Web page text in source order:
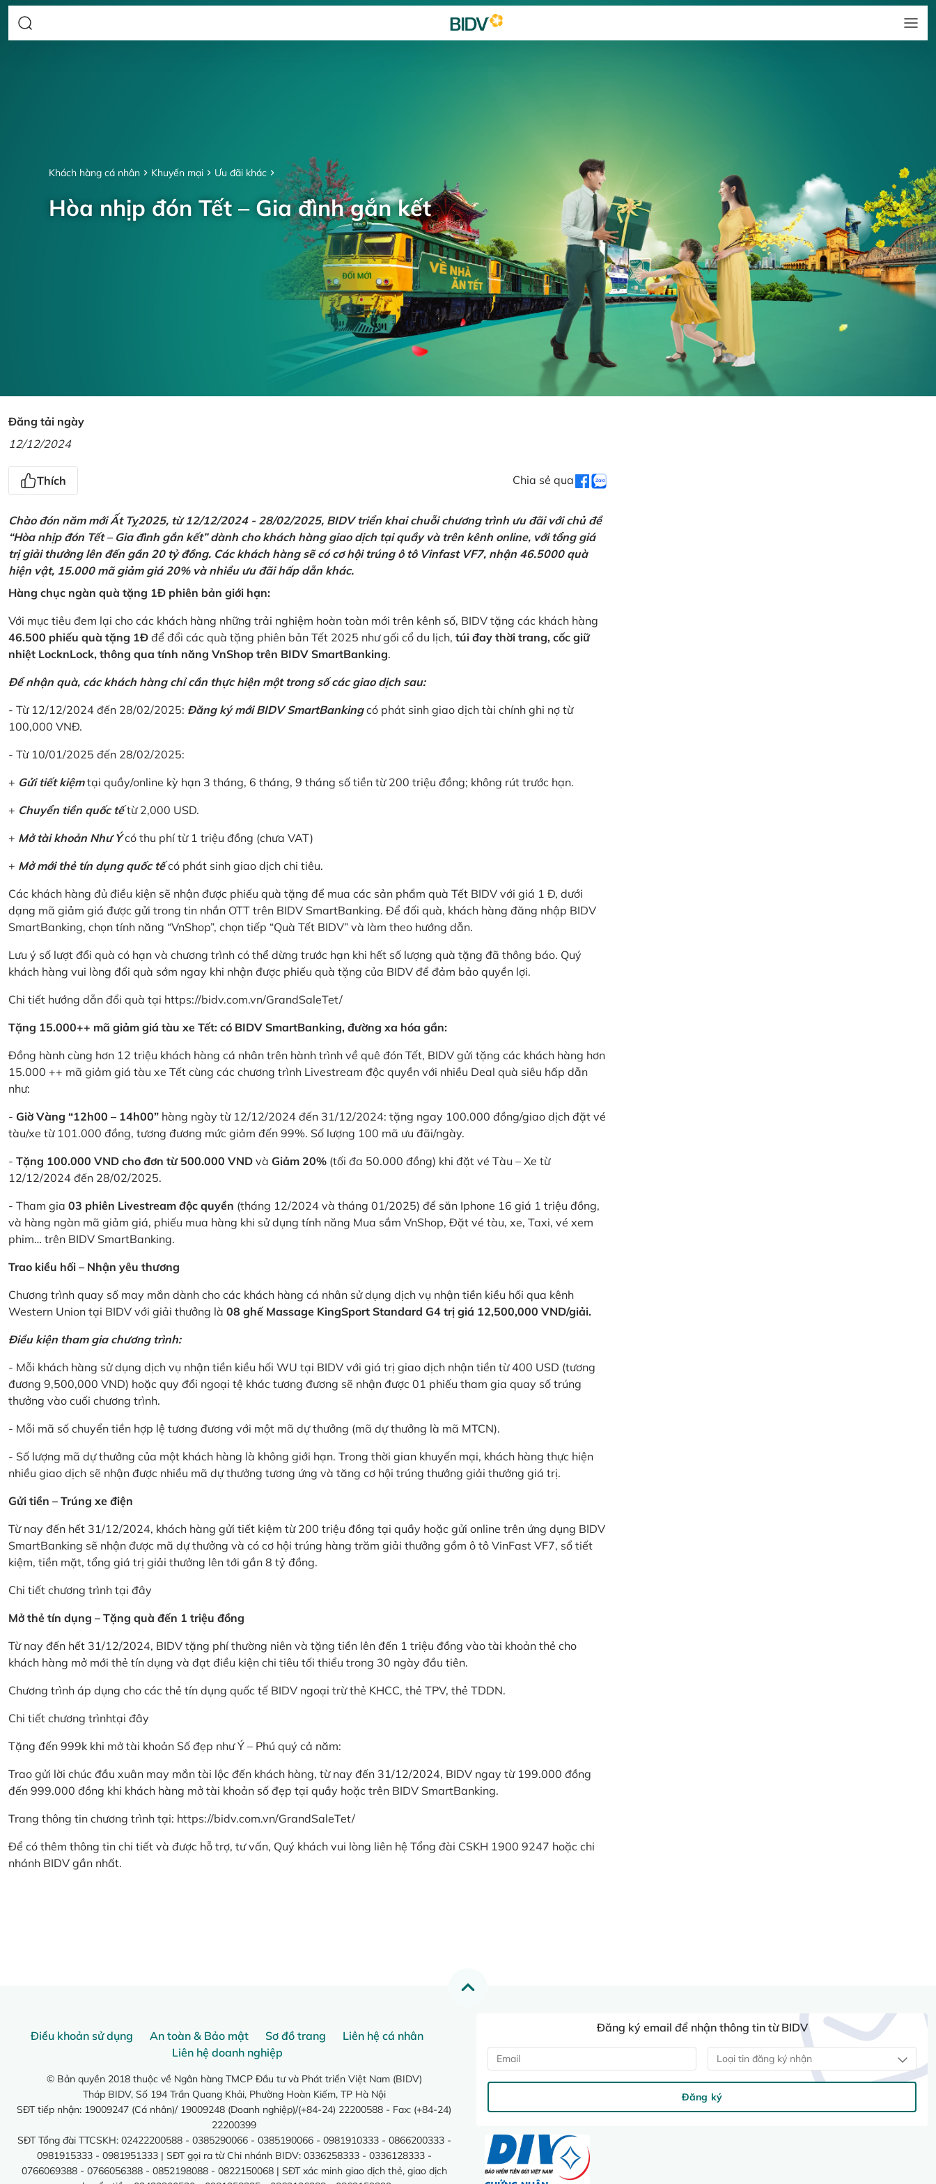
Khách hàng cá nhân Khuyến mại Ưu đãi khác
Hòa nhịp đón Tết – Gia đình gắn kết
Đăng tải ngày
12/12/2024
Thích Chia sẻ qua
Chào đón năm mới Ất Tỵ2025, từ 12/12/2024 - 28/02/2025, BIDV triển khai chuỗi chương trình ưu đãi với chủ đề
“Hòa nhịp đón Tết – Gia đình gắn kết” dành cho khách hàng giao dịch tại quầy và trên kênh online, với tổng giá
trị giải thưởng lên đến gần 20 tỷ đồng. Các khách hàng sẽ có cơ hội trúng ô tô Vinfast VF7, nhận 46.5000 quà
hiện vật, 15.000 mã giảm giá 20% và nhiều ưu đãi hấp dẫn khác.
Hàng chục ngàn quà tặng 1Đ phiên bản giới hạn:
Với mục tiêu đem lại cho các khách hàng những trải nghiệm hoàn toàn mới trên kênh số, BIDV tặng các khách hàng
46.500 phiếu quà tặng 1Đ để đổi các quà tặng phiên bản Tết 2025 như gối cổ du lịch, túi đay thời trang, cốc giữ
nhiệt LocknLock, thông qua tính năng VnShop trên BIDV SmartBanking.
Để nhận quà, các khách hàng chỉ cần thực hiện một trong số các giao dịch sau:
- Từ 12/12/2024 đến 28/02/2025: Đăng ký mới BIDV SmartBankingcó phát sinh giao dịch tài chính ghi nợ từ
100,000 VNĐ.
- Từ 10/01/2025 đến 28/02/2025:
+ Gửi tiết kiệmtại quầy/online kỳ hạn 3 tháng, 6 tháng, 9 tháng số tiền từ 200 triệu đồng; không rút trước hạn.
+ Chuyển tiền quốc tếtừ 2,000 USD.
+ Mở tài khoản Như Ýcó thu phí từ 1 triệu đồng (chưa VAT)
+ Mở mới thẻ tín dụng quốc tếcó phát sinh giao dịch chi tiêu.
Các khách hàng đủ điều kiện sẽ nhận được phiếu quà tặng để mua các sản phẩm quà Tết BIDV với giá 1 Đ, dưới
dạng mã giảm giá được gửi trong tin nhắn OTT trên BIDV SmartBanking. Để đối quà, khách hàng đăng nhập BIDV
SmartBanking, chọn tính năng “VnShop”, chọn tiếp “Quà Tết BIDV” và làm theo hướng dẫn.
Lưu ý số lượt đổi quà có hạn và chương trình có thể dừng trước hạn khi hết số lượng quà tặng đã thông báo. Quý
khách hàng vui lòng đổi quà sớm ngay khi nhận được phiếu quà tặng của BIDV để đảm bảo quyền lợi.
Chi tiết hướng dẫn đổi quà tại https://bidv.com.vn/GrandSaleTet/
Tặng 15.000++ mã giảm giá tàu xe Tết: có BIDV SmartBanking, đường xa hóa gần:
Đồng hành cùng hơn 12 triệu khách hàng cá nhân trên hành trình về quê đón Tết, BIDV gửi tặng các khách hàng hơn
15.000 ++ mã giảm giá tàu xe Tết cùng các chương trình Livestream độc quyền với nhiều Deal quà siêu hấp dẫn
như:
- Giờ Vàng “12h00 – 14h00” hàng ngày từ 12/12/2024 đến 31/12/2024: tặng ngay 100.000 đồng/giao dịch đặt vé
tàu/xe từ 101.000 đồng, tương đương mức giảm đến 99%. Số lượng 100 mã ưu đãi/ngày.
- Tặng 100.000 VND cho đơn từ 500.000 VND và Giảm 20% (tối đa 50.000 đồng) khi đặt vé Tàu – Xe từ
12/12/2024 đến 28/02/2025.
- Tham gia 03 phiên Livestream độc quyền (tháng 12/2024 và tháng 01/2025) để săn Iphone 16 giá 1 triệu đồng,
và hàng ngàn mã giảm giá, phiếu mua hàng khi sử dụng tính năng Mua sắm VnShop, Đặt vé tàu, xe, Taxi, vé xem
phim… trên BIDV SmartBanking.
Trao kiều hối – Nhận yêu thương
Chương trình quay số may mắn dành cho các khách hàng cá nhân sử dụng dịch vụ nhận tiền kiều hối qua kênh
Western Union tại BIDV với giải thưởng là 08 ghế Massage KingSport Standard G4 trị giá 12,500,000 VND/giải.
Điều kiện tham gia chương trình:
- Mỗi khách hàng sử dụng dịch vụ nhận tiền kiều hối WU tại BIDV với giá trị giao dịch nhận tiền từ 400 USD (tương
đương 9,500,000 VND) hoặc quy đổi ngoại tệ khác tương đương sẽ nhận được 01 phiếu tham gia quay số trúng
thưởng vào cuối chương trình.
- Mỗi mã số chuyển tiền hợp lệ tương đương với một mã dự thưởng (mã dự thưởng là mã MTCN).
- Số lượng mã dự thưởng của một khách hàng là không giới hạn. Trong thời gian khuyến mại, khách hàng thực hiện
nhiều giao dịch sẽ nhận được nhiều mã dự thưởng tương ứng và tăng cơ hội trúng thưởng giải thưởng giá trị.
Gửi tiền – Trúng xe điện
Từ nay đến hết 31/12/2024, khách hàng gửi tiết kiệm từ 200 triệu đồng tại quầy hoặc gửi online trên ứng dụng BIDV
SmartBanking sẽ nhận được mã dự thưởng và có cơ hội trúng hàng trăm giải thưởng gồm ô tô VinFast VF7, sổ tiết
kiệm, tiền mặt, tổng giá trị giải thưởng lên tới gần 8 tỷ đồng.
Chi tiết chương trình tại đây
Mở thẻ tín dụng – Tặng quà đến 1 triệu đồng
Từ nay đến hết 31/12/2024, BIDV tặng phí thường niên và tặng tiền lên đến 1 triệu đồng vào tài khoản thẻ cho
khách hàng mở mới thẻ tín dụng và đạt điều kiện chi tiêu tối thiểu trong 30 ngày đầu tiên.
Chương trình áp dụng cho các thẻ tín dụng quốc tế BIDV ngoại trừ thẻ KHCC, thẻ TPV, thẻ TDDN.
Chi tiết chương trìnhtại đây
Tặng đến 999k khi mở tài khoản Số đẹp như Ý – Phú quý cả năm:
Trao gửi lời chúc đầu xuân may mắn tài lộc đến khách hàng, từ nay đến 31/12/2024, BIDV ngay từ 199.000 đồng
đến 999.000 đồng khi khách hàng mở tài khoản số đẹp tại quầy hoặc trên BIDV SmartBanking.
Trang thông tin chương trình tại: https://bidv.com.vn/GrandSaleTet/
Để có thêm thông tin chi tiết và được hỗ trợ, tư vấn, Quý khách vui lòng liên hệ Tổng đài CSKH 1900 9247 hoặc chi
nhánh BIDV gần nhất.
Điều khoản sử dụng An toàn & Bảo mật Sơ đồ trang
Liên hệ cá nhân
Liên hệ doanh nghiệp
© Bản quyền 2018 thuộc về Ngân hàng TMCP Đầu tư và Phát triển Việt Nam (BIDV)
Tháp BIDV, Số 194 Trần Quang Khải, Phường Hoàn Kiếm, TP Hà Nội
SĐT tiếp nhận: 19009247 (Cá nhân)/ 19009248 (Doanh nghiệp)/(+84-24) 22200588 - Fax: (+84-24)
22200399
SĐT Tổng đài TTCSKH: 02422200588 - 0385290066 - 0385190066 - 0981910333 - 0866200333 -
0981915333 - 0981951333 | SĐT gọi ra từ Chi nhánh BIDV: 0336258333 - 0336128333 -
0766069388 - 0766056388 - 0852198088 - 0822150068 | SĐT xác minh giao dịch thẻ, giao dịch
Đăng ký email để nhận thông tin từ BIDV
Loại tin đăng ký nhận
Đăng ký